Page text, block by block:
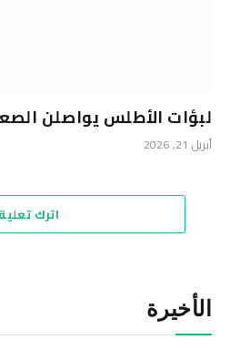
لبؤات الأطلس يواصلن
أبريل 21, 2026
اترك
الأخيرة